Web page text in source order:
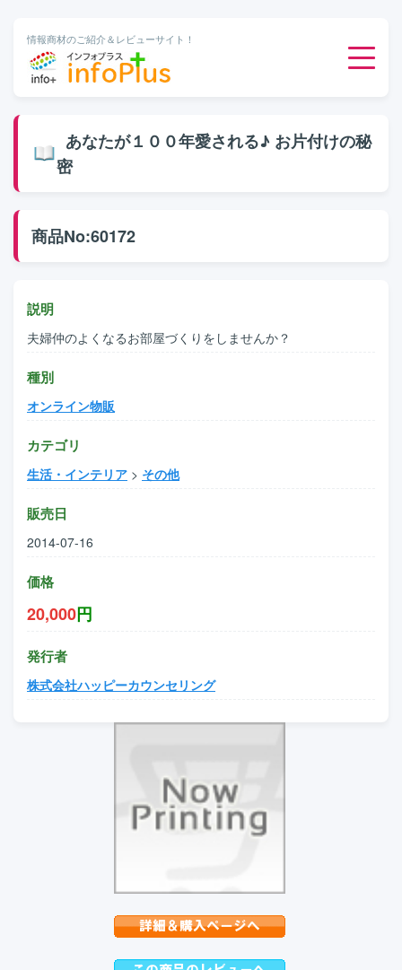
情報商材のご紹介＆レビューサイト！
無料ダウンロード
あなたが１００年愛される♪ お片付けの秘
密
商品No:60172
説明
夫婦仲のよくなるお部屋づくりをしませんか？
種別
オンライン物販
カテゴリ
生活・インテリア > その他
販売日
2014-07-16
価格
20,000円
発行者
株式会社ハッピーカウンセリング